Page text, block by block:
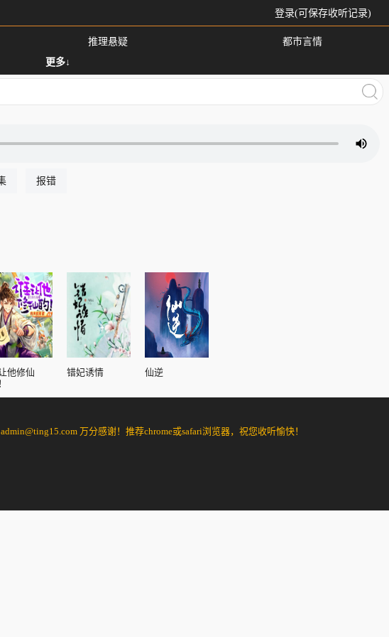
登录(可保存收听记录)
推理悬疑
都市言情
更多↓
报错
他修仙
错妃诱情 仙逆
万分感谢！推荐chrome或safari浏览器，祝您收听愉快！